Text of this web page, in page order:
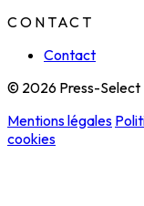
CONTACT
Contact
© 2026 Press-Select
Mentions légales
cookies